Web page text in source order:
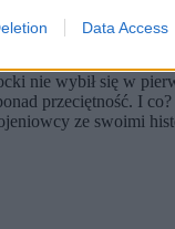
Data Access
ten rok. A i
nie wybił się w
przeciętność. I
ze swoimi